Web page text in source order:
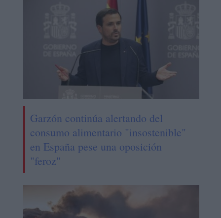
Garzón continúa alertando del
consumo alimentario "insostenible"
en España pese una oposición
"feroz"